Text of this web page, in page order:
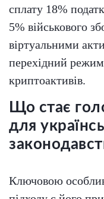
сплату 18%
5% військового
віртуальними
перехідний режим
криптоактивів.
Що стає
для
Ключовою